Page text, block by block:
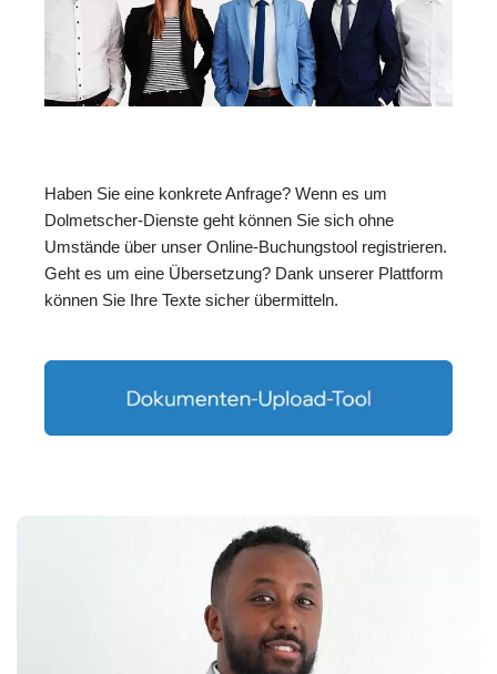
Haben Sie eine konkrete Anfrage? Wenn es um
Dolmetscher-Dienste geht können Sie sich ohne
Umstände über unser Online-Buchungstool registrieren.
Geht es um eine Übersetzung? Dank unserer Plattform
können Sie Ihre Texte sicher übermitteln.